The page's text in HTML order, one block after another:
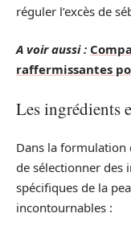
réguler l’excès de
A voir aussi :
raffermissantes
Les ingrédients
Dans la formulation
de sélectionner des
spécifiques de la
incontournables :